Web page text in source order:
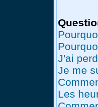
J'ai
Je me
Les